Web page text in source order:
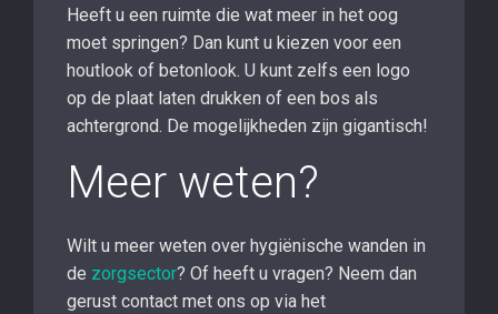
Heeft u een ruimte die wat meer in het oog
moet springen? Dan kunt u kiezen voor een
houtlook of betonlook. U kunt zelfs een logo
op de plaat laten drukken of een bos als
achtergrond. De mogelijkheden zijn gigantisch!
Meer weten?
Wilt u meer weten over hygiënische wanden in
de zorgsector? Of heeft u vragen? Neem dan
gerust contact met ons op via het